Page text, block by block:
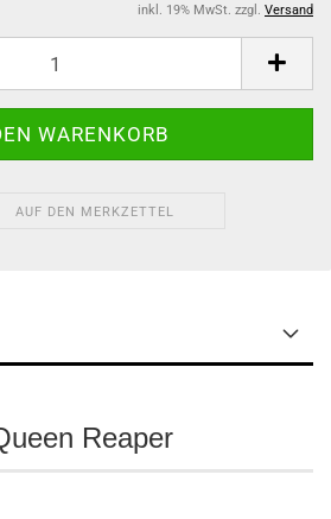
inkl. 19% MwSt. zzgl. Versand
AUF DEN MERKZETTEL
Reaper